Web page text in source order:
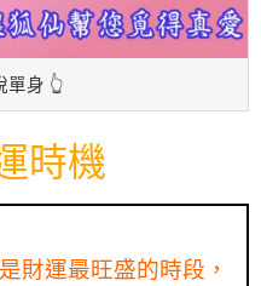
單身 👆
時機
財運最旺盛的時段，